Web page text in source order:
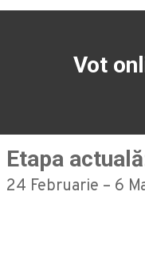
Vot
Etapa
24 Februarie – 6